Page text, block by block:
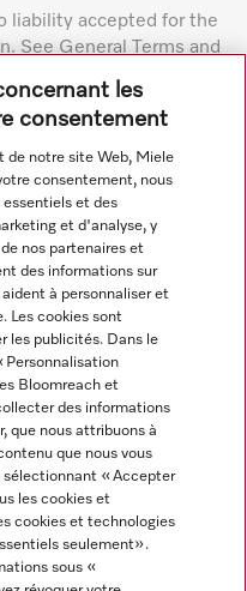
liability accepted for the
See General Terms and
les
consentement
de notre site Web, Miele
consentement, nous
et des
et d'analyse, y
nos partenaires et
des informations sur
à personnaliser et
Les cookies sont
les publicités. Dans le
Bloomreach et
des informations
que nous attribuons à
que nous vous
sélectionnant « Accepter
les cookies et
cookies et technologies
seulement».
sous «